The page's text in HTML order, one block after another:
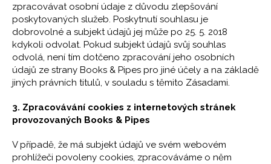
zpracovávat osobní údaje z důvodu zlepšování
poskytovaných služeb. Poskytnutí souhlasu je
dobrovolné a subjekt údajů jej může po 25. 5. 2018
kdykoli odvolat. Pokud subjekt údajů svůj souhlas
odvolá, není tím dotčeno zpracování jeho osobních
údajů ze strany Books & Pipes pro jiné účely a na základě
jiných právních titulů, v souladu s těmito Zásadami.
3. Zpracovávání cookies z internetových stránek
provozovaných Books & Pipes
V případě, že má subjekt údajů ve svém webovém
prohlížeči povoleny cookies, zpracováváme o něm